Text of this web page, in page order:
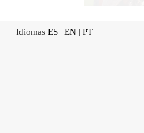
Idiomas ES | EN | PT |